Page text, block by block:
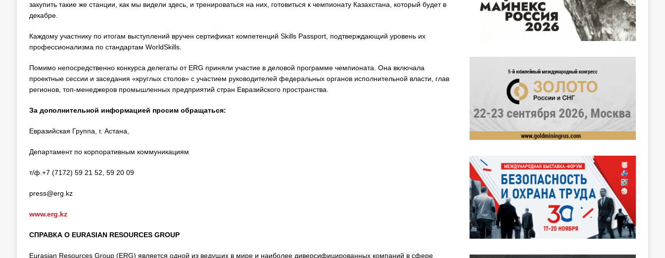
закупить такие же станции, как мы видели здесь, и тренироваться на них, готовиться к чемпионату Казахстана, который будет в
декабре.
Каждому участнику по итогам выступлений вручен сертификат компетенций Skills Passport, подтверждающий уровень их
профессионализма по стандартам WorldSkills.
Помимо непосредственно конкурса делегаты от ERG приняли участие в деловой программе чемпионата. Она включала
проектные сессии и заседания «круглых столов» с участием руководителей федеральных органов исполнительной власти, глав
регионов, топ-менеджеров промышленных предприятий стран Евразийского пространства.
За дополнительной информацией просим обращаться:
Евразийская Группа, г. Астана,
Департамент по корпоративным коммуникациям
т/ф.+7 (7172) 59 21 52, 59 20 09
press@erg.kz
www.erg.kz
СПРАВКА О EURASIAN RESOURCES GROUP
Eurasian Resources Group (ERG) является одной из ведущих в мире и наиболее диверсифицированных компаний в сфере